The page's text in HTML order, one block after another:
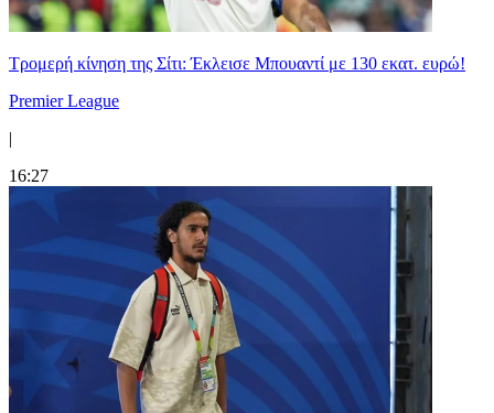
Τρομερή κίνηση της Σίτι: Έκλεισε Μπουαντί με 130 εκατ. ευρώ!
Premier League
|
16:27